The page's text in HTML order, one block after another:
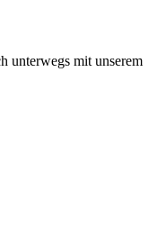
unterwegs mit unserem